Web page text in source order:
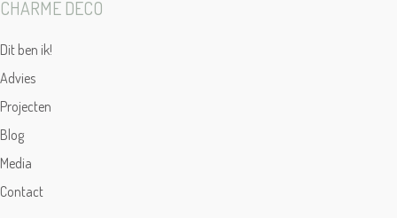
CHARME DECO
Dit ben ik!
Advies
Projecten
Blog
Media
Contact